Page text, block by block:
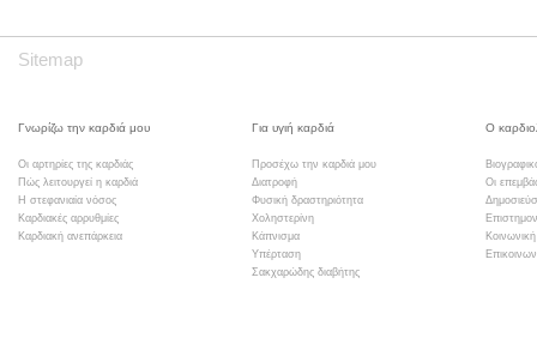
Sitemap
Γνωρίζω την καρδιά μου
Οι αρτηρίες της καρδιάς
Πώς λειτουργεί η καρδιά
Η στεφανιαία νόσος
Καρδιακές αρρυθμίες
Καρδιακή ανεπάρκεια
Για υγιή καρδιά
Προσέχω την καρδιά μου
Διατροφή
Φυσική δραστηριότητα
Χοληστερίνη
Κάπνισμα
Υπέρταση
Σακχαρώδης διαβήτης
Ο
Οι